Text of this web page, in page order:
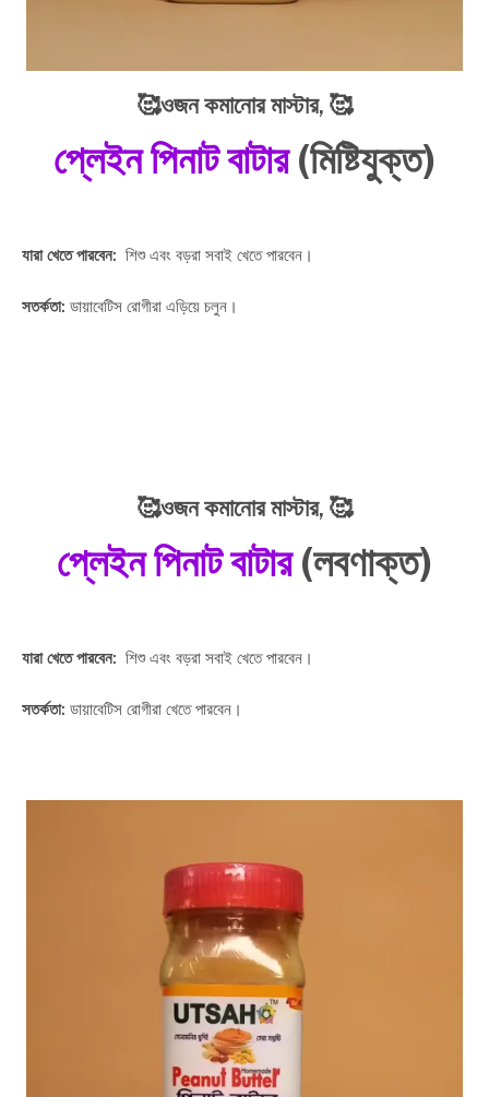
🥰ওজন কমানোর মাস্টার, 🥰
প্লেইন পিনাট বাটার (মিষ্টিযুক্ত)
যারা খেতে পারবেন: শিশু এবং বড়রা সবাই খেতে পারবেন।
সতর্কতা: ডায়াবেটিস রোগীরা এড়িয়ে চলুন।
🥰ওজন কমানোর মাস্টার, 🥰
প্লেইন পিনাট বাটার (লবণাক্ত)
যারা খেতে পারবেন: শিশু এবং বড়রা সবাই খেতে পারবেন।
সতর্কতা: ডায়াবেটিস রোগীরা খেতে পারবেন।